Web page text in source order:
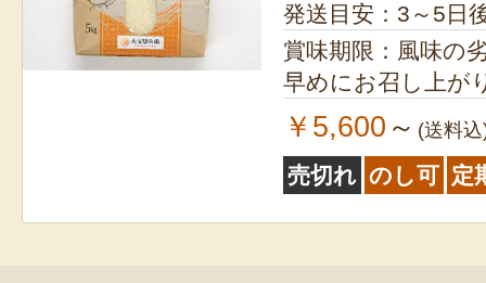
発送目安：3～5日
賞味期限：風味の
早めにお召し上が
￥5,600 ～ (送料
売切れ のし可 定